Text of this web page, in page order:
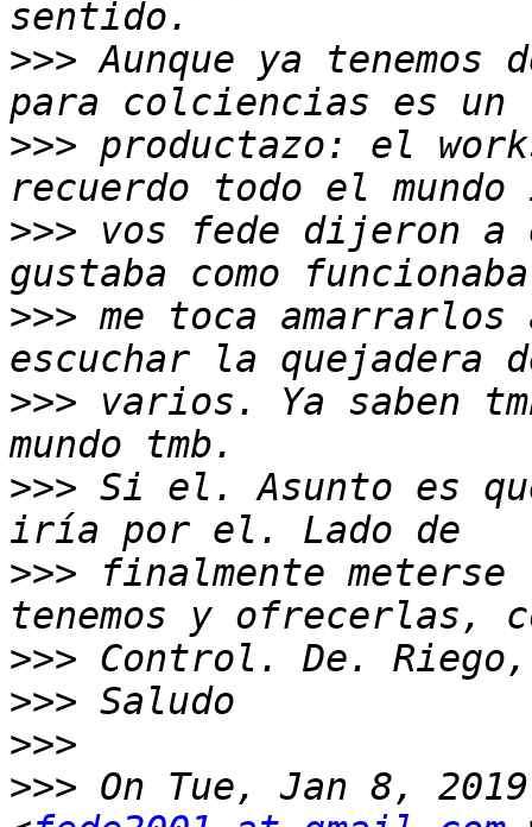
>>> Aunque ya tenemos
>>> productazo: el
>>> vos fede dijeron a
>>> me toca
>>> varios. Ya saben
>>> Si el. Asunto es
>>> finalmente
>>>
>>>
>>>
>>> On Tue, Jan 8,